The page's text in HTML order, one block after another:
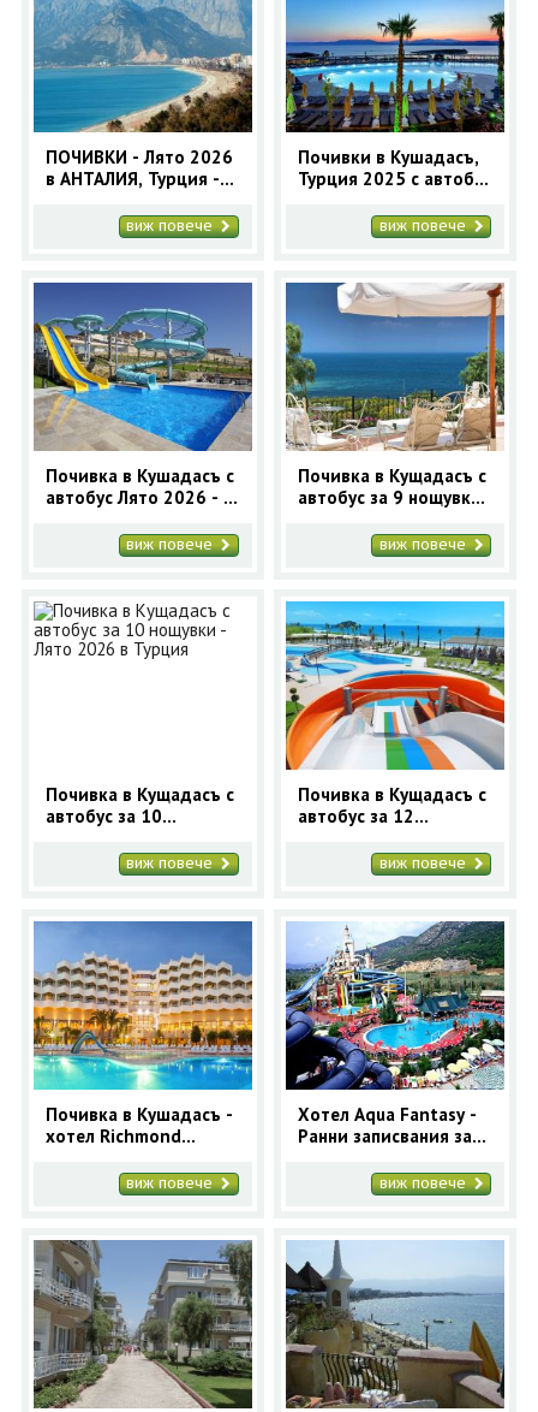
ПОЧИВКИ - Лято 2026
в АНТАЛИЯ, Турция -
програмавиж повече
Почивки в Кушадасъ,
Турция 2025 с автобус
виж повече
Почивка в Кушадасъ с
автобус Лято 2026 - 7
виж повече
Почивка в Кущадасъ с
автобус за 9 нощувки
виж повече
Почивка в Кущадасъ с
автобус за 10
виж повече
Почивка в Кущадасъ с
автобус за 12
виж повече
Почивка в Кушадасъ -
хотел Richmond
записваниявиж повече
Хотел Aqua Fantasy -
Ранни записвания за
7 нощувкивиж повече